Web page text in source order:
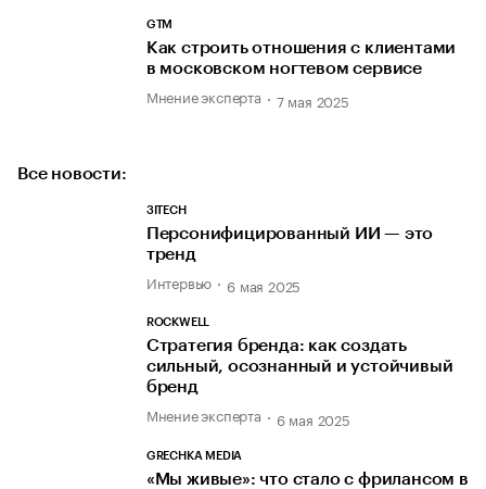
GTM
Как строить отношения с клиентами
в московском ногтевом сервисе
Мнение эксперта 7 мая 2025
Все новости:
3ITECH
Персонифицированный ИИ — это
тренд
Интервью 6 мая 2025
ROСKWELL
Стратегия бренда: как создать
сильный, осознанный и устойчивый
бренд
Мнение эксперта 6 мая 2025
GRECHKA MEDIA
«Мы живые»: что стало с фрилансом в